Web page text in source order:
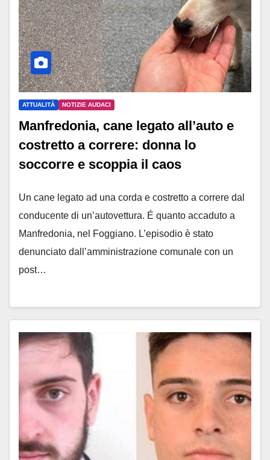
ATTUALITÀ NOTIZIE AUDACI
Manfredonia, cane legato all’auto e
costretto a correre: donna lo
soccorre e scoppia il caos
Un cane legato ad una corda e costretto a correre dal
conducente di un’autovettura. É quanto accaduto a
Manfredonia, nel Foggiano. L’episodio è stato
denunciato dall’amministrazione comunale con un
post…